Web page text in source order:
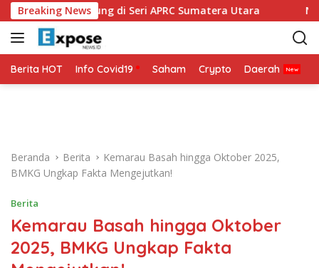
a
g
u
Breaking News
Bertarung di Seri APRC Sumatera Utara Napoli
Berita HOT Info Covid19 Saham Crypto Daerah
Beranda Berita
Kemarau Basah hingga Oktober 2025,
BMKG Ungkap Fakta Mengejutkan!
Berita
Kemarau Basah hingga Oktober
2025, BMKG Ungkap Fakta